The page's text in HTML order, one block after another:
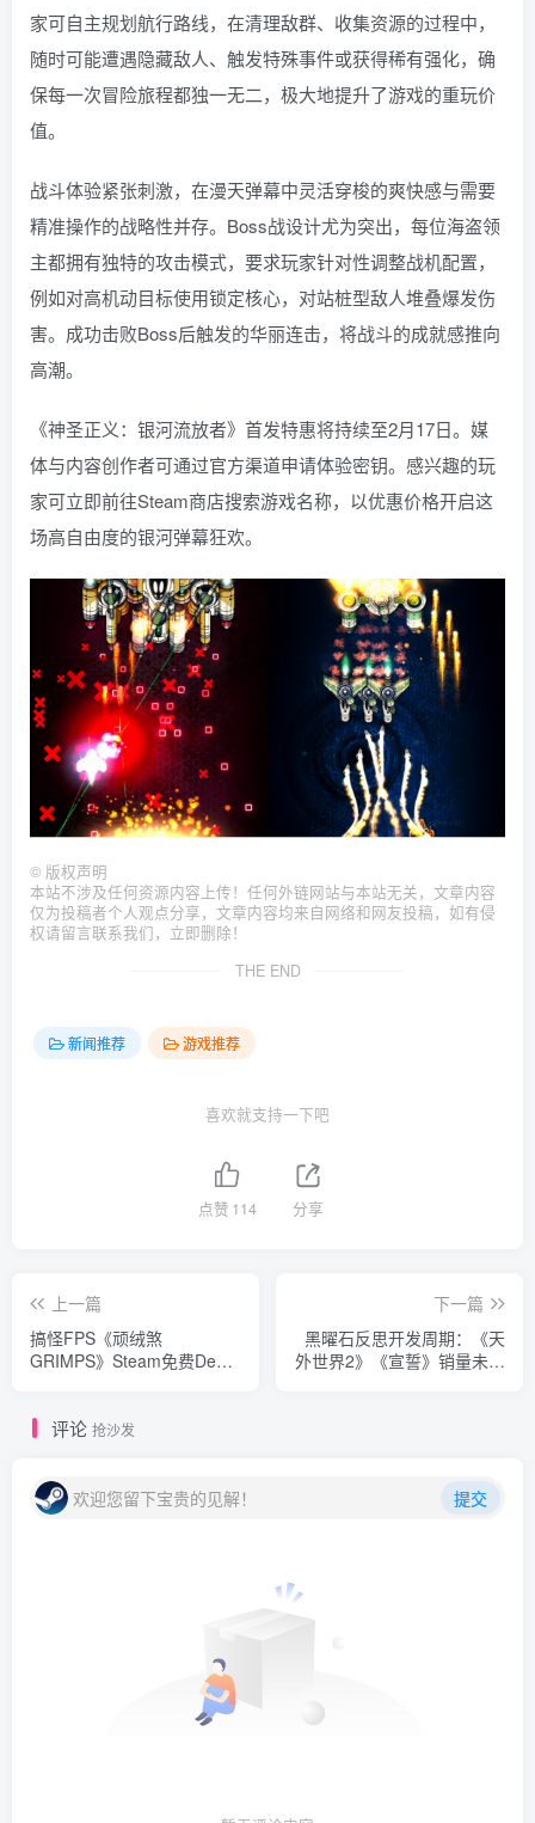
家可自主规划航行路线，在清理敌群、收集资源的过程中，
随时可能遭遇隐藏敌人、触发特殊事件或获得稀有强化，确
保每一次冒险旅程都独一无二，极大地提升了游戏的重玩价
值。
战斗体验紧张刺激，在漫天弹幕中灵活穿梭的爽快感与需要
精准操作的战略性并存。Boss战设计尤为突出，每位海盗领
主都拥有独特的攻击模式，要求玩家针对性调整战机配置，
例如对高机动目标使用锁定核心，对站桩型敌人堆叠爆发伤
害。成功击败Boss后触发的华丽连击，将战斗的成就感推向
高潮。
《神圣正义：银河流放者》首发特惠将持续至2月17日。媒
体与内容创作者可通过官方渠道申请体验密钥。感兴趣的玩
家可立即前往Steam商店搜索游戏名称，以优惠价格开启这
场高自由度的银河弹幕狂欢。
© 版权声明
本站不涉及任何资源内容上传！任何外链网站与本站无关，文章内容
仅为投稿者个人观点分享，文章内容均来自网络和网友投稿，如有侵
权请留言联系我们，立即删除！
THE END
新闻推荐 游戏推荐
喜欢就支持一下吧
点赞 114 分享
上一篇
搞怪FPS《顽绒煞
GRIMPS》Steam免费Demo
下一篇
黑曜石反思开发周期：《天
外世界2》《宣誓》销量未达
评论 抢沙发
欢迎您留下宝贵的见解！ 提交